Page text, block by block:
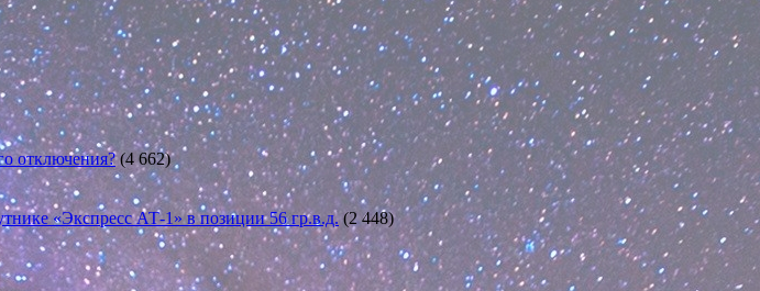
отключения? (4 662)
«Экспресс АТ-1» в позиции 56 гр.в.д. (2 448)